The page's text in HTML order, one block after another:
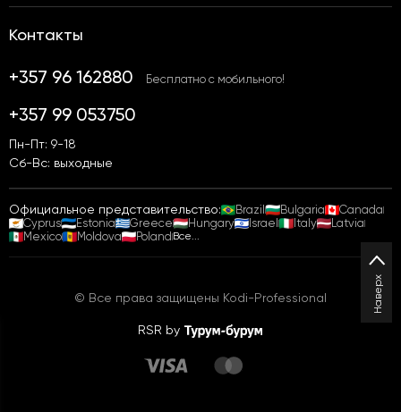
Контакты
+357 96 162880 Бесплатно с мобильного!
+357 99 053750
Пн-Пт: 9-18
Сб-Вс: выходные
Официальное представительство: Brazil Bulgaria
Canada
Cyprus
Estonia Greece Hungary Israel Italy
Latvia
Mexico
Moldova PolandВсе...
© Все права защищены Kodi-Professional
RSR by
Наверх